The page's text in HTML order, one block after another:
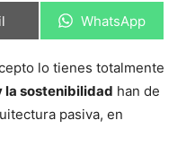
C
a
r
t
i
WhatsApp
lo tienes totalmente
la sostenibilidad han de
pasiva, en